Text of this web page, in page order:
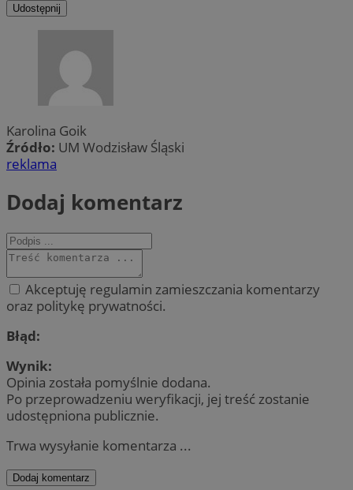
Udostępnij
Karolina Goik
Źródło: UM Wodzisław Śląski
reklama
Dodaj komentarz
Akceptuję regulamin zamieszczania komentarzy
oraz politykę prywatności.
Błąd:
Wynik:
Opinia została pomyślnie dodana.
Po przeprowadzeniu weryfikacji, jej treść zostanie
udostępniona publicznie.
Trwa wysyłanie komentarza ...
Dodaj komentarz